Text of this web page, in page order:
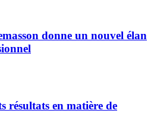
donne un nouvel élan
résultats en matière de